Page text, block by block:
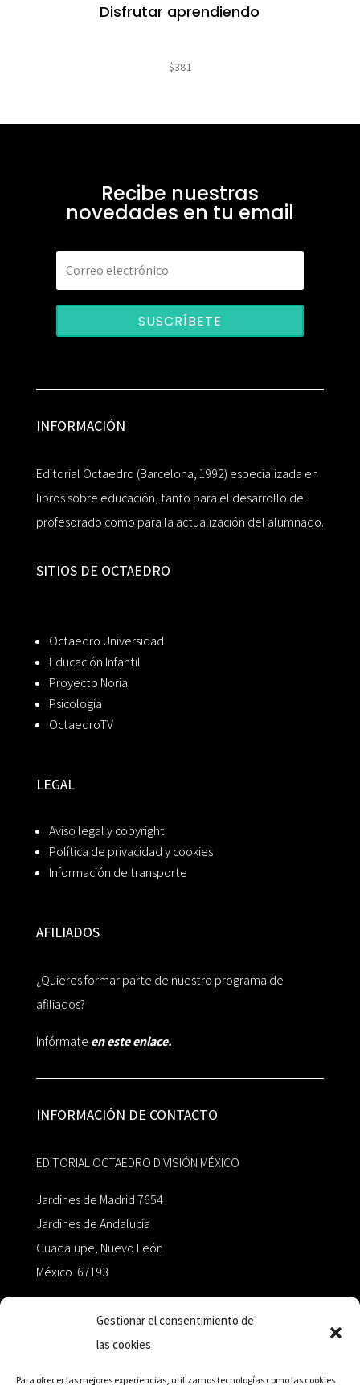
Gestionar el consentimiento de
las cookies
Para ofrecer las mejores experiencias, utilizamos tecnologías como las cookies
Disfrutar aprendiendo
$381
Recibe nuestras
novedades en tu email
SUSCRÍBETE
INFORMACIÓN
Editorial Octaedro (Barcelona, 1992) especializada en
libros sobre educación, tanto para el desarrollo del
profesorado como para la actualización del alumnado.
SITIOS DE OCTAEDRO
Octaedro Universidad
Educación Infantil
Proyecto Noria
Psicología
OctaedroTV
LEGAL
Aviso legal y copyright
Política de privacidad y cookies
Información de transporte
AFILIADOS
¿Quieres formar parte de nuestro programa de
afiliados?
Infórmate en este enlace.
INFORMACIÓN DE CONTACTO
EDITORIAL OCTAEDRO DIVISIÓN MÉXICO
Jardines de Madrid 7654
Jardines de Andalucía
Guadalupe, Nuevo León
México 67193
+52 811.499.5638